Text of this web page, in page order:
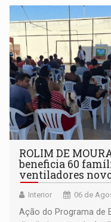
ROLIM DE
beneficia 60
ventiladores
Interior 06 de
Ação do Programa de